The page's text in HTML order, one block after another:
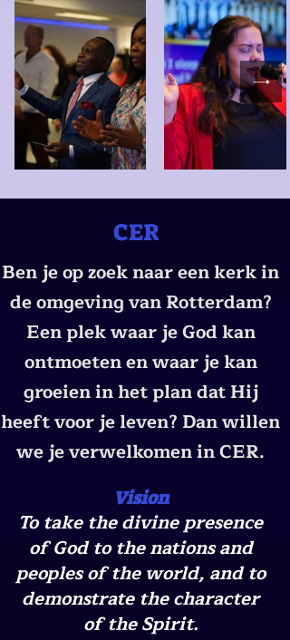
CER
Vision
To take the divine presence
of God to the nations and
peoples of the world, and to
demonstrate the character
of the Spirit.​
Ben je op zoek naar een kerk in
de omgeving van Rotterdam?
Een plek waar je God kan
ontmoeten en waar je kan
groeien in het plan dat Hij
heeft voor je leven? Dan willen
we je verwelkomen in CER.